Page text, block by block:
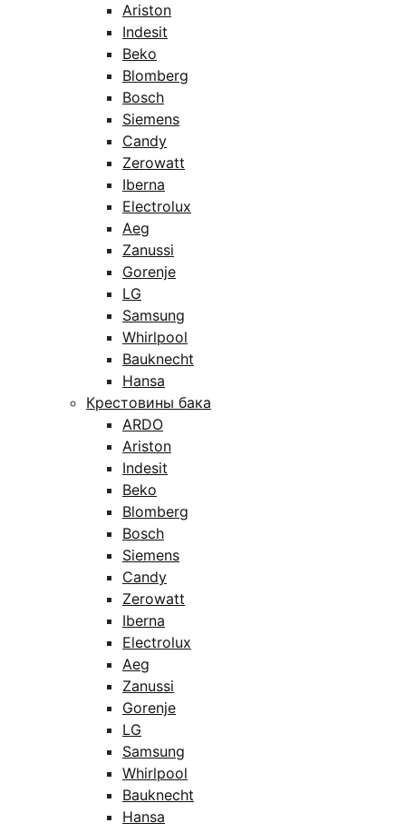
Ariston
Indesit
Beko
Blomberg
Bosch
Siemens
Candy
Zerowatt
Iberna
Electrolux
Aeg
Zanussi
Gorenje
LG
Samsung
Whirlpool
Bauknecht
Hansa
Крестовины бака
ARDO
Ariston
Indesit
Beko
Blomberg
Bosch
Siemens
Candy
Zerowatt
Iberna
Electrolux
Aeg
Zanussi
Gorenje
LG
Samsung
Whirlpool
Bauknecht
Hansa